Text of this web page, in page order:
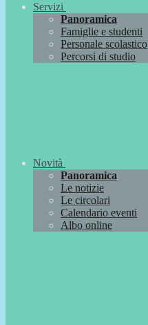
Servizi
Panoramica
Famiglie e studenti
Personale scolastico
Percorsi di studio
Novità
Panoramica
Le notizie
Le circolari
Calendario eventi
Albo online